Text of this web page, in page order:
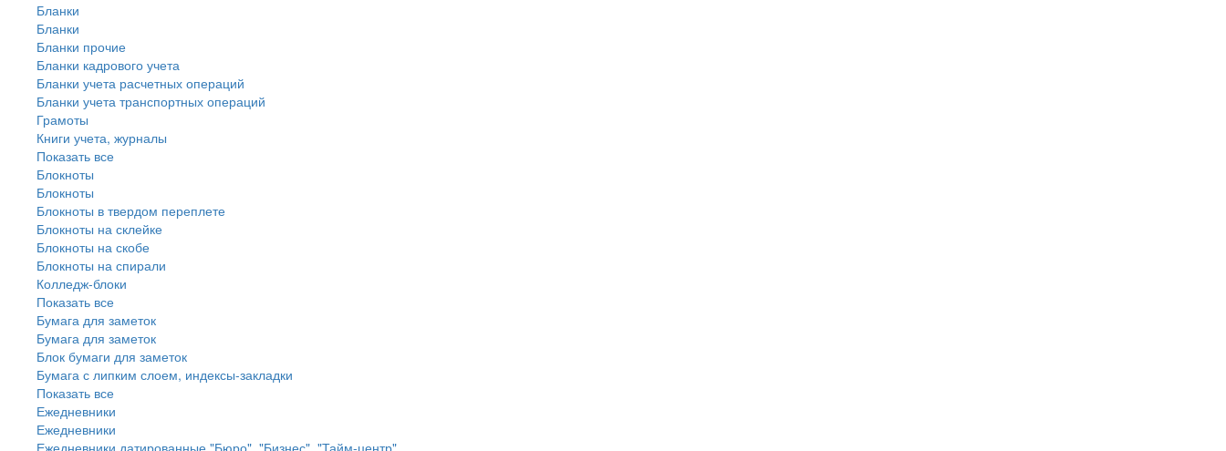
Бланки
Бланки
Бланки прочие
Бланки кадрового учета
Бланки учета расчетных операций
Бланки учета транспортных операций
Грамоты
Книги учета, журналы
Показать все
Блокноты
Блокноты
Блокноты в твердом переплете
Блокноты на склейке
Блокноты на скобе
Блокноты на спирали
Колледж-блоки
Показать все
Бумага для заметок
Бумага для заметок
Блок бумаги для заметок
Бумага с липким слоем, индексы-закладки
Показать все
Ежедневники
Ежедневники